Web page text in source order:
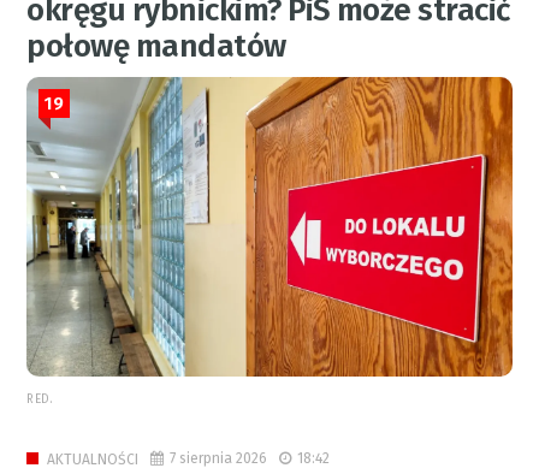
okręgu rybnickim? PiS może stracić
połowę mandatów
19
RED.
AKTUALNOŚCI 7 sierpnia 2026 18:42